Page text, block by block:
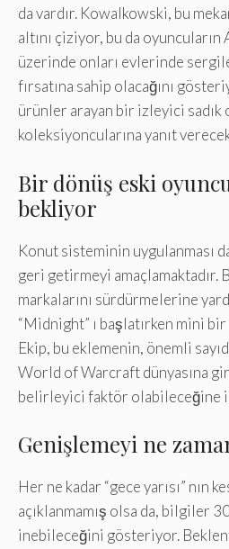
da vardır. Kowalkowski, bu
altını çiziyor, bu da
üzerinde onları evlerinde
fırsatına sahip olacağını
ürünler arayan bir izleyici sadık
koleksiyoncularına yanıt
Bir dönüş eski
bekliyor
Konut sisteminin uygulanması
geri getirmeyi amaçlamaktadır.
markalarını sürdürmelerine
“Midnight” ı başlatırken mini bir
Ekip, bu eklemenin, önemli
World of Warcraft dünyasına
belirleyici faktör olabileceğine
Genişlemeyi ne
Her ne kadar “gece yarısı” nın
açıklanmamış olsa da, bilgiler
inebileceğini gösteriyor.